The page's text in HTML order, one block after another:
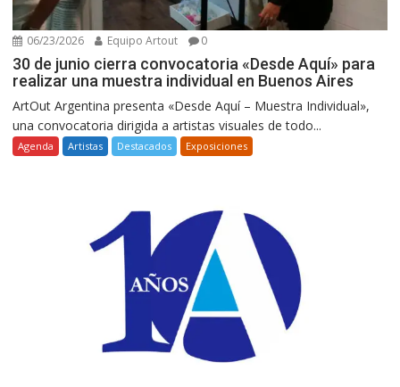
06/23/2026 Equipo Artout 0
30 de junio cierra convocatoria «Desde Aquí» para
realizar una muestra individual en Buenos Aires
ArtOut Argentina presenta «Desde Aquí – Muestra Individual»,
una convocatoria dirigida a artistas visuales de todo...
Agenda Artistas Destacados Exposiciones